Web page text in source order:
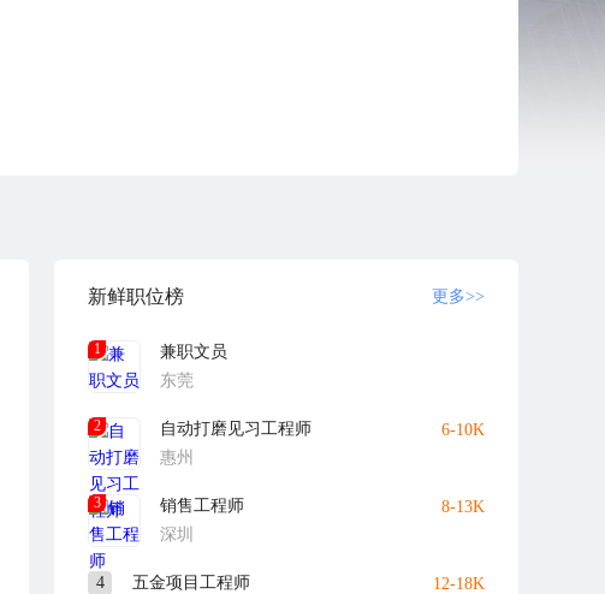
新鲜职位榜 更多>>
1
兼职文员
东莞
2
自动打磨见习工程师
惠州
6-10K
3
销售工程师
深圳
8-13K
4 五金项目工程师 12-18K